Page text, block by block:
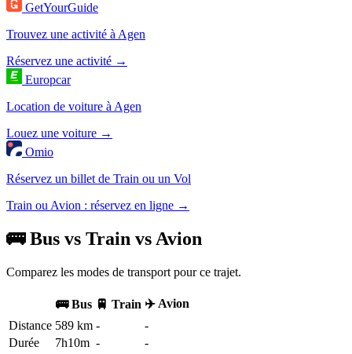
GetYourGuide
Trouvez une activité à Agen
Réservez une activité →
Europcar
Location de voiture à Agen
Louez une voiture →
Omio
Réservez un billet de Train ou un Vol
Train ou Avion : réservez en ligne →
🚌 Bus vs Train vs Avion
Comparez les modes de transport pour ce trajet.
🚌 Bus 🚆 Train ✈️ Avion
Distance 589 km -
-
Durée
7h10m -
-